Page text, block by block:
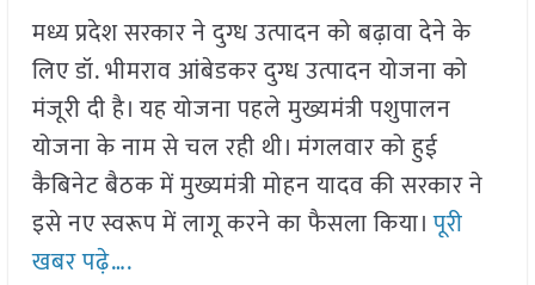
मध्य प्रदेश सरकार ने दुग्ध उत्पादन को बढ़ावा देने के
लिए डॉ. भीमराव आंबेडकर दुग्ध उत्पादन योजना को
मंजूरी दी है। यह योजना पहले मुख्यमंत्री पशुपालन
योजना के नाम से चल रही थी। मंगलवार को हुई
कैबिनेट बैठक में मुख्यमंत्री मोहन यादव की सरकार ने
इसे नए स्वरूप में लागू करने का फैसला किया।पूरी
खबर पढ़े….